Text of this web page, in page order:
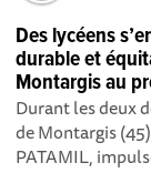
Des lycéens
durable et
Montargis au
Durant les deux
de Montargis
PATAMIL,